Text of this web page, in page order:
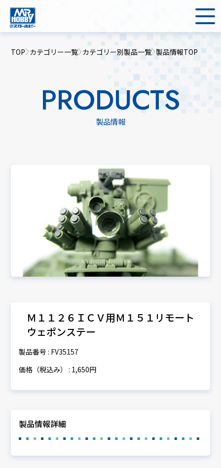
TOP カテゴリー一覧 カテゴリー別製品一覧 製品情報TOP
PRODUCTS
製品情報
Ｍ１１２６ＩＣＶ用Ｍ１５１リモート
ウェポンステー
製品番号 : FV35157
価格（税込み） : 1,650円
製品情報詳細